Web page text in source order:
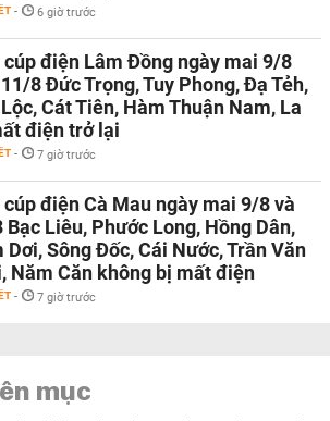
- 6 giờ trước
cúp điện Lâm Đồng ngày mai 9/8
8 Đức Trọng, Tuy Phong, Đạ Tẻh,
Cát Tiên, Hàm Thuận Nam, La
điện trở lại
- 7 giờ trước
cúp điện Cà Mau ngày mai 9/8 và
Bạc Liêu, Phước Long, Hồng Dân,
Dơi, Sông Đốc, Cái Nước, Trần Văn
Năm Căn không bị mất điện
- 7 giờ trước
mục